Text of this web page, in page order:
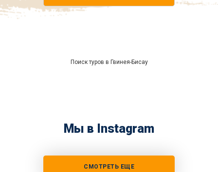
Поиск туров в Гвинея-Бисау
Мы в Instagram
СМОТРЕТЬ ЕЩЕ